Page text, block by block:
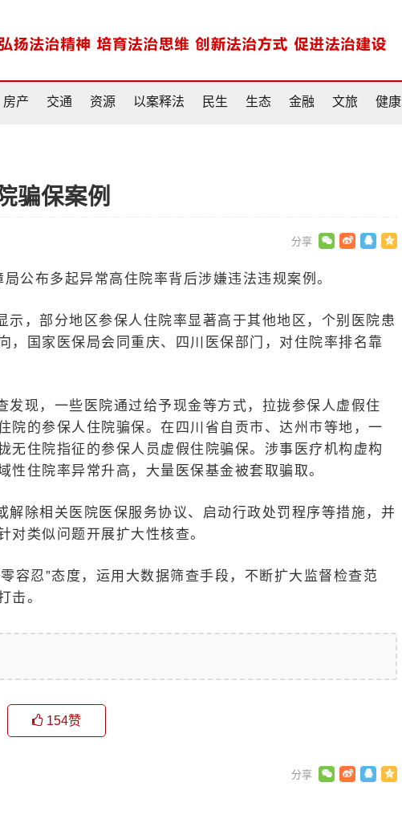
房产 交通 资源 以案释法 民生 生态 金融 文旅 健康
骗保案例
公布多起异常高住院率背后涉嫌违法违规案例。
示，部分地区参保人住院率显著高于其他地区，个别医院患
，国家医保局会同重庆、四川医保部门，对住院率排名靠
发现，一些医院通过给予现金等方式，拉拢参保人虚假住
院的参保人住院骗保。在四川省自贡市、达州市等地，一
无住院指征的参保人员虚假住院骗保。涉事医疗机构虚构
住院率异常升高，大量医保基金被套取骗取。
解除相关医院医保服务协议、启动行政处罚程序等措施，并
对类似问题开展扩大性核查。
容忍”态度，运用大数据筛查手段，不断扩大监督检查范
击。
154赞